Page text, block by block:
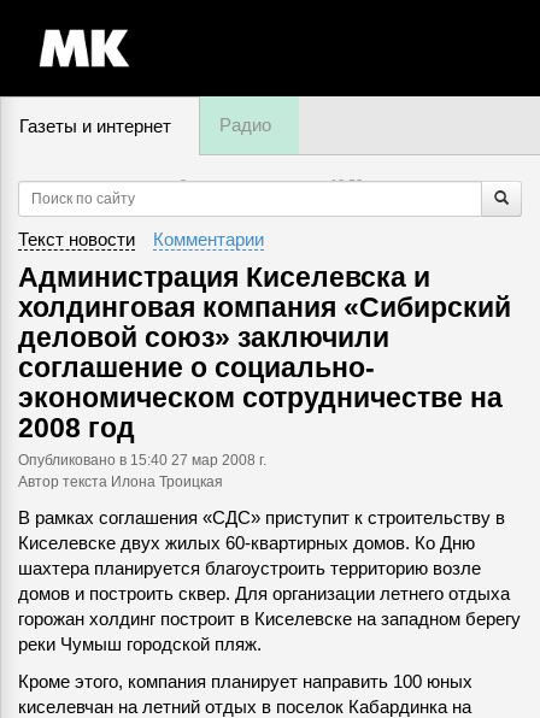
Газеты и интернет Радио
9 августа, воскресенье,18:52
Текст новости Комментарии
Администрация Киселевска и
холдинговая компания «Сибирский
деловой союз» заключили
соглашение о социально-
экономическом сотрудничестве на
2008 год
Опубликовано в 15:40 27 мар 2008 г.
Автор текста Илона Троицкая
В рамках соглашения «СДС» приступит к строительству в
Киселевске двух жилых 60-квартирных домов. Ко Дню
шахтера планируется благоустроить территорию возле
домов и построить сквер. Для организации летнего отдыха
горожан холдинг построит в Киселевске на западном берегу
реки Чумыш городской пляж.
Кроме этого, компания планирует направить 100 юных
киселевчан на летний отдых в поселок Кабардинка на